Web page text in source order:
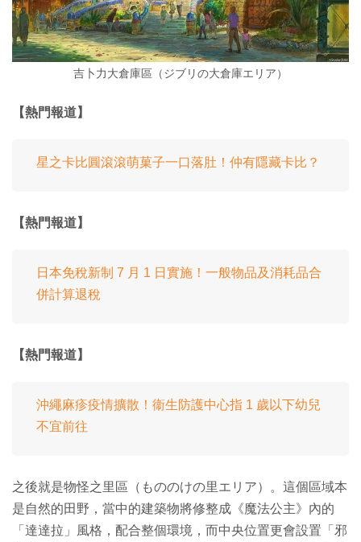
吉卜力大倉庫區（ジブリの大倉庫エリア）
【熱門報道】
星之卡比圓滾滾萌菓子一口落肚！仲有隱藏卡比？
【熱門報道】
日本免稅新制 7 月 1 日實施！一般物品及消耗品合
併計算退稅
【熱門報道】
沖繩麻疹疫情擴散！衞生防護中心指 1 歲以下幼兒
不宜前往
之後就是物怪之里區（もののけの里エリア）。這個區域本
是自然的田野，當中的建築物將修整成《魔法公主》內的
「達達拉」風格，配合整個環境，而中央位置更會設置「邪